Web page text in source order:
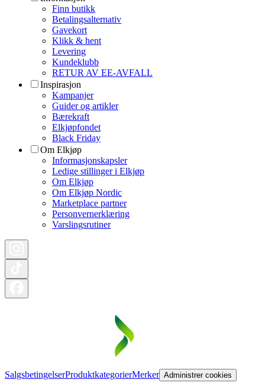
Finn butikk
Betalingsalternativ
Gavekort
Klikk & hent
Levering
Kundeklubb
RETUR AV EE-AVFALL
Inspirasjon
Kampanjer
Guider og artikler
Bærekraft
Elkjøpfondet
Black Friday
Om Elkjøp
Informasjonskapsler
Ledige stillinger i Elkjøp
Om Elkjøp
Om Elkjøp Nordic
Marketplace partner
Personvernerklæring
Varslingsrutiner
SalgsbetingelserProduktkategorierMerker Administrer cookies